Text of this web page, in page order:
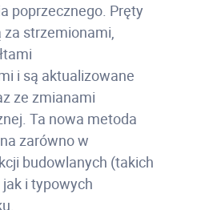
poprzecznego. Pręty
za strzemionami,
i są aktualizowane
ze zmianami
Ta nowa metoda
zarówno w
budowlanych (takich
i typowych